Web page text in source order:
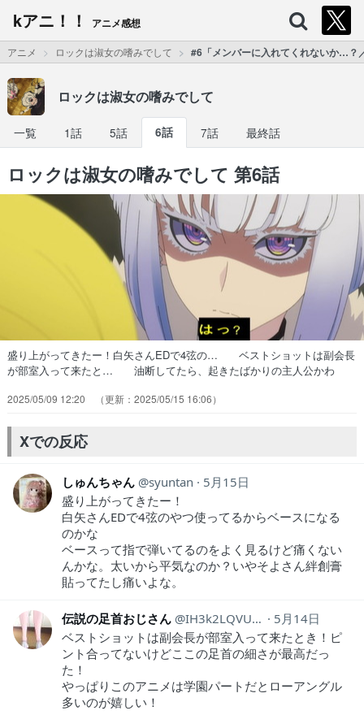
kアニ！！ アニメ感想
アニメ ロックは淑女の嗜みでして #6「メンバーに入れてくれないか…？
ロックは淑女の嗜みでして
一覧 1話 5話 6話 7話 最終話
ロックは淑女の嗜みでして 第6話
盛り上がってきたー！白矢さんEDで4弦の… ベストショットは副会長
が部室入って来たと… 油断してたら、起きたばかりの主人公かわ
で出てくるpolyphiaの… ところどころヤングアニマル的な下品さが
攻略ですさて、たまにはゲーム… 新メンバー一一二人獲得まる
か！？……とい… というアニメをアマプラでみた。６話まで一…
2025/05/09 12:20 2025/05/15 16:06
Xでの反応
しゅんちゃん syuntan
5月15日
盛り上がってきたー！
白矢さんEDで4弦のやつ使ってるからベースになる
のかな
ベースって指で弾いてるのをよく見るけど痛くない
んかな。太いから平気なのか？いやそよさん絆創膏
貼ってたし痛いよな。
伝説の足首おじさん IH3k2LQVU5lEczG
5月14日
ベストショットは副会長が部室入って来たとき！ピ
ント合ってないけどここの足首の細さが最高だっ
た！
やっぱりこのアニメは学園パートだとローアングル
多いのが嬉しい！